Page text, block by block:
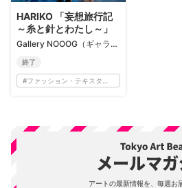
HARIKO 「妄想旅行記
～糸と針とわたし～」
Gallery NOOOG（ギャラリーノーグ）
終了
#ファッション・テキスタイル
アートの最新情報を、毎週お